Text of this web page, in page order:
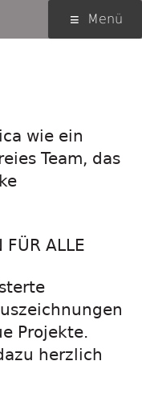
Menü
wie ein
Team, das
FÜR ALLE
Projekte.
herzlich